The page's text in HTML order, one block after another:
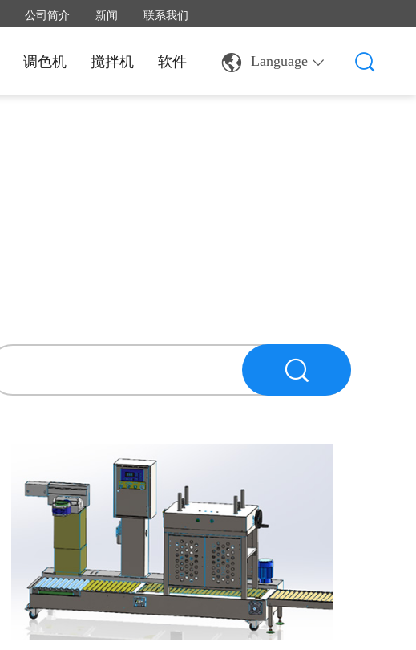
公司简介 新闻 联系我们
调色机 搅拌机 软件 Language